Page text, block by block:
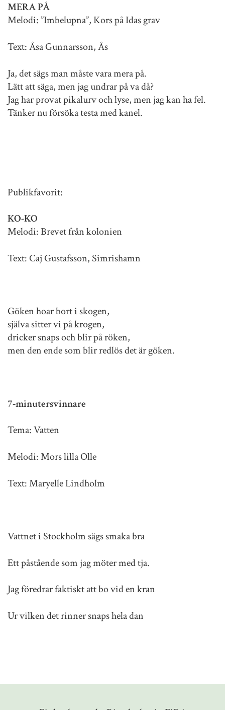
MERA PÅ
Melodi: ”Imbelupna”, Kors på Idas grav
Text: Åsa Gunnarsson, Ås
Ja, det sägs man måste vara mera på.
Lätt att säga, men jag undrar på va då?
Jag har provat pikalurv och lyse, men jag kan ha fel.
Tänker nu försöka testa med kanel.
Publikfavorit:
KO-KO
Melodi: Brevet från kolonien
Text: Caj Gustafsson, Simrishamn
Göken hoar bort i skogen,
själva sitter vi på krogen,
dricker snaps och blir på röken,
men den ende som blir redlös det är göken.
7-minutersvinnare
Tema: Vatten
Melodi: Mors lilla Olle
Text: Maryelle Lindholm
Vattnet i Stockholm sägs smaka bra
Ett påstående som jag möter med tja.
Jag föredrar faktiskt att bo vid en kran
Ur vilken det rinner snaps hela dan